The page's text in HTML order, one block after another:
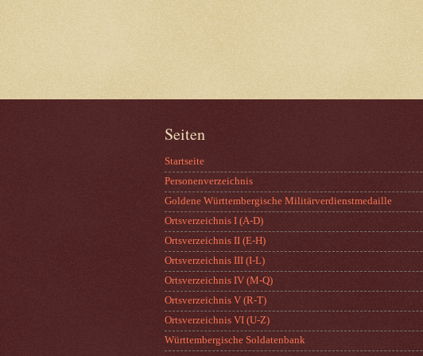
Seiten
Startseite
Personenverzeichnis
Goldene Württembergische Militärverdienstmedaille
Ortsverzeichnis I (A-D)
Ortsverzeichnis II (E-H)
Ortsverzeichnis III (I-L)
Ortsverzeichnis IV (M-Q)
Ortsverzeichnis V (R-T)
Ortsverzeichnis VI (U-Z)
Württembergische Soldatenbank